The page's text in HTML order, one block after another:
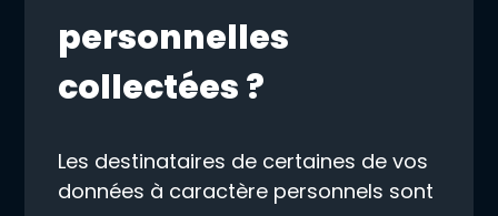
personnelles
collectées ?
Les destinataires de certaines de vos
données à caractère personnels sont